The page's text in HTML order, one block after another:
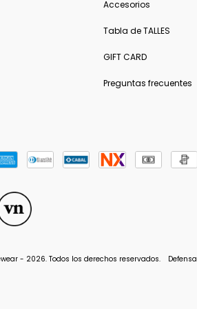
Accesorios
Tabla de TALLES
GIFT CARD
Preguntas frecuentes
- 2026. Todos los derechos reservados.